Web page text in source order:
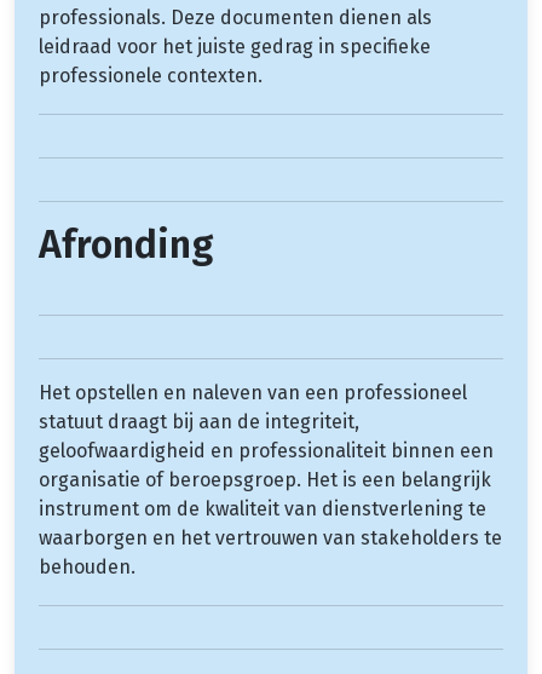
professionals. Deze documenten dienen als
leidraad voor het juiste gedrag in specifieke
professionele contexten.
Afronding
Het opstellen en naleven van een professioneel
statuut draagt bij aan de integriteit,
geloofwaardigheid en professionaliteit binnen een
organisatie of beroepsgroep. Het is een belangrijk
instrument om de kwaliteit van dienstverlening te
waarborgen en het vertrouwen van stakeholders te
behouden.